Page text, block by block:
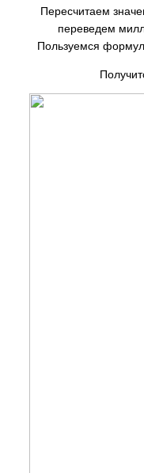
Пересчитаем
переведем
Пользуемся